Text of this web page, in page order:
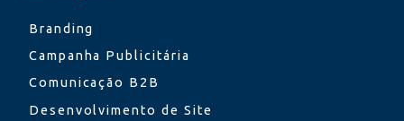
Branding
Campanha Publicitária
Comunicação B2B
Desenvolvimento de Site